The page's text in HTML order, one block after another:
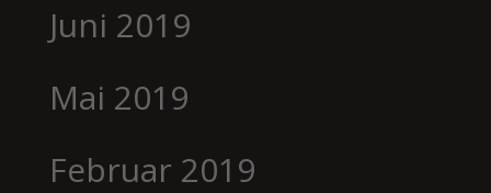
Juni 2019
Mai 2019
Februar 2019